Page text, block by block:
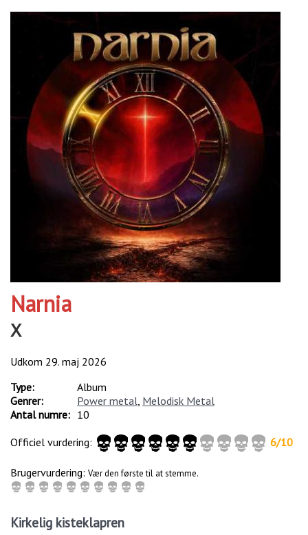
Narnia
X
Udkom 29. maj 2026
Type:
Album
Genrer:
Power metal Melodisk Metal
Antal numre: 10
Officiel vurdering:
6/10
Brugervurdering: Vær den første til at stemme.
Kirkelig kisteklapren